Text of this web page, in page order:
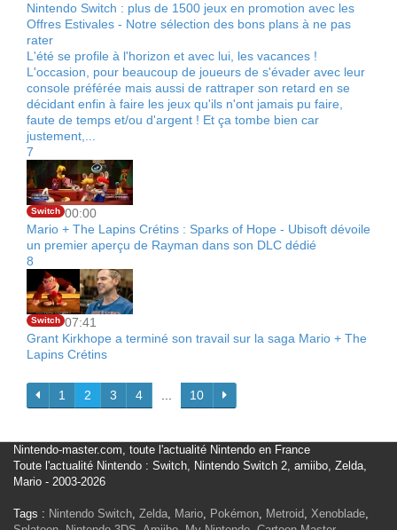
Nintendo Switch : plus de 1500 jeux en promotion avec les
Offres Estivales - Notre sélection des bons plans à ne pas
rater
L'été se profile à l'horizon et avec lui, les vacances !
L'occasion, pour beaucoup de joueurs de s'évader avec leur
console préférée mais aussi de rattraper son retard en se
décidant enfin à faire les jeux qu'ils n'ont jamais pu faire,
faute de temps et/ou d'argent ! Et ça tombe bien car
justement,...
7
Switch 00:00
Mario + The Lapins Crétins : Sparks of Hope - Ubisoft dévoile
un premier aperçu de Rayman dans son DLC dédié
8
Switch 07:41
Grant Kirkhope a terminé son travail sur la saga Mario + The
Lapins Crétins
1 2 3 4 10
Nintendo-master.com, toute l'actualité Nintendo en France
Toute l'actualité Nintendo : Switch, Nintendo Switch 2, amiibo, Zelda,
Mario - 2003-2026
Tags : Nintendo Switch, Zelda, Mario, Pokémon, Metroid, Xenoblade,